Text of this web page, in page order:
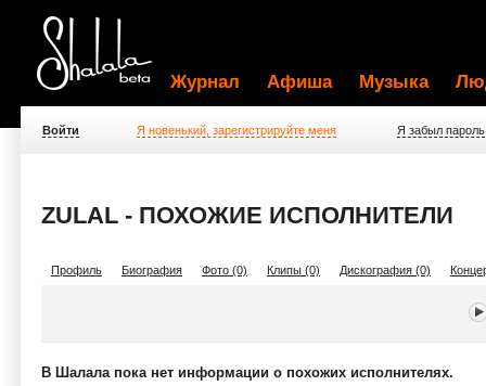
Журнал Афиша Музыка
Войти Я новенький, зарегистрируйте меня Я забыл пароль
ZULAL - ПОХОЖИЕ ИСПОЛНИТЕЛИ
Профиль Биография Фото (0) Клипы (0) Дискография (0)
В Шалала пока нет информации о похожих исполнителях.